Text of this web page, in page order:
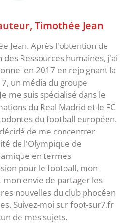
Timothée Jean
Jean. Après l'obtention de
des Ressources humaines, j'ai
en 2017 en rejoignant la
un média du groupe
me suis spécialisé dans le
du Real Madrid et le FC
du football européen.
de me concentrer
de l'Olympique de
en termes
pour le football, mon
envie de partager les
nouvelles du club phocéen
Suivez-moi sur foot-sur7.fr
de mes sujets.